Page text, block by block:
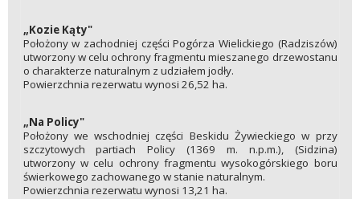
„Kozie Kąty"
Położony w zachodniej części Pogórza Wielickiego (Radziszów)
utworzony w celu ochrony fragmentu mieszanego drzewostanu
o charakterze naturalnym z udziałem jodły.
Powierzchnia rezerwatu wynosi 26,52 ha.
„Na Policy"
Położony we wschodniej części Beskidu Żywieckiego w przy
szczytowych partiach Policy (1369 m. n.p.m.), (Sidzina)
utworzony w celu ochrony fragmentu wysokogórskiego boru
świerkowego zachowanego w stanie naturalnym.
Powierzchnia rezerwatu wynosi 13,21 ha.